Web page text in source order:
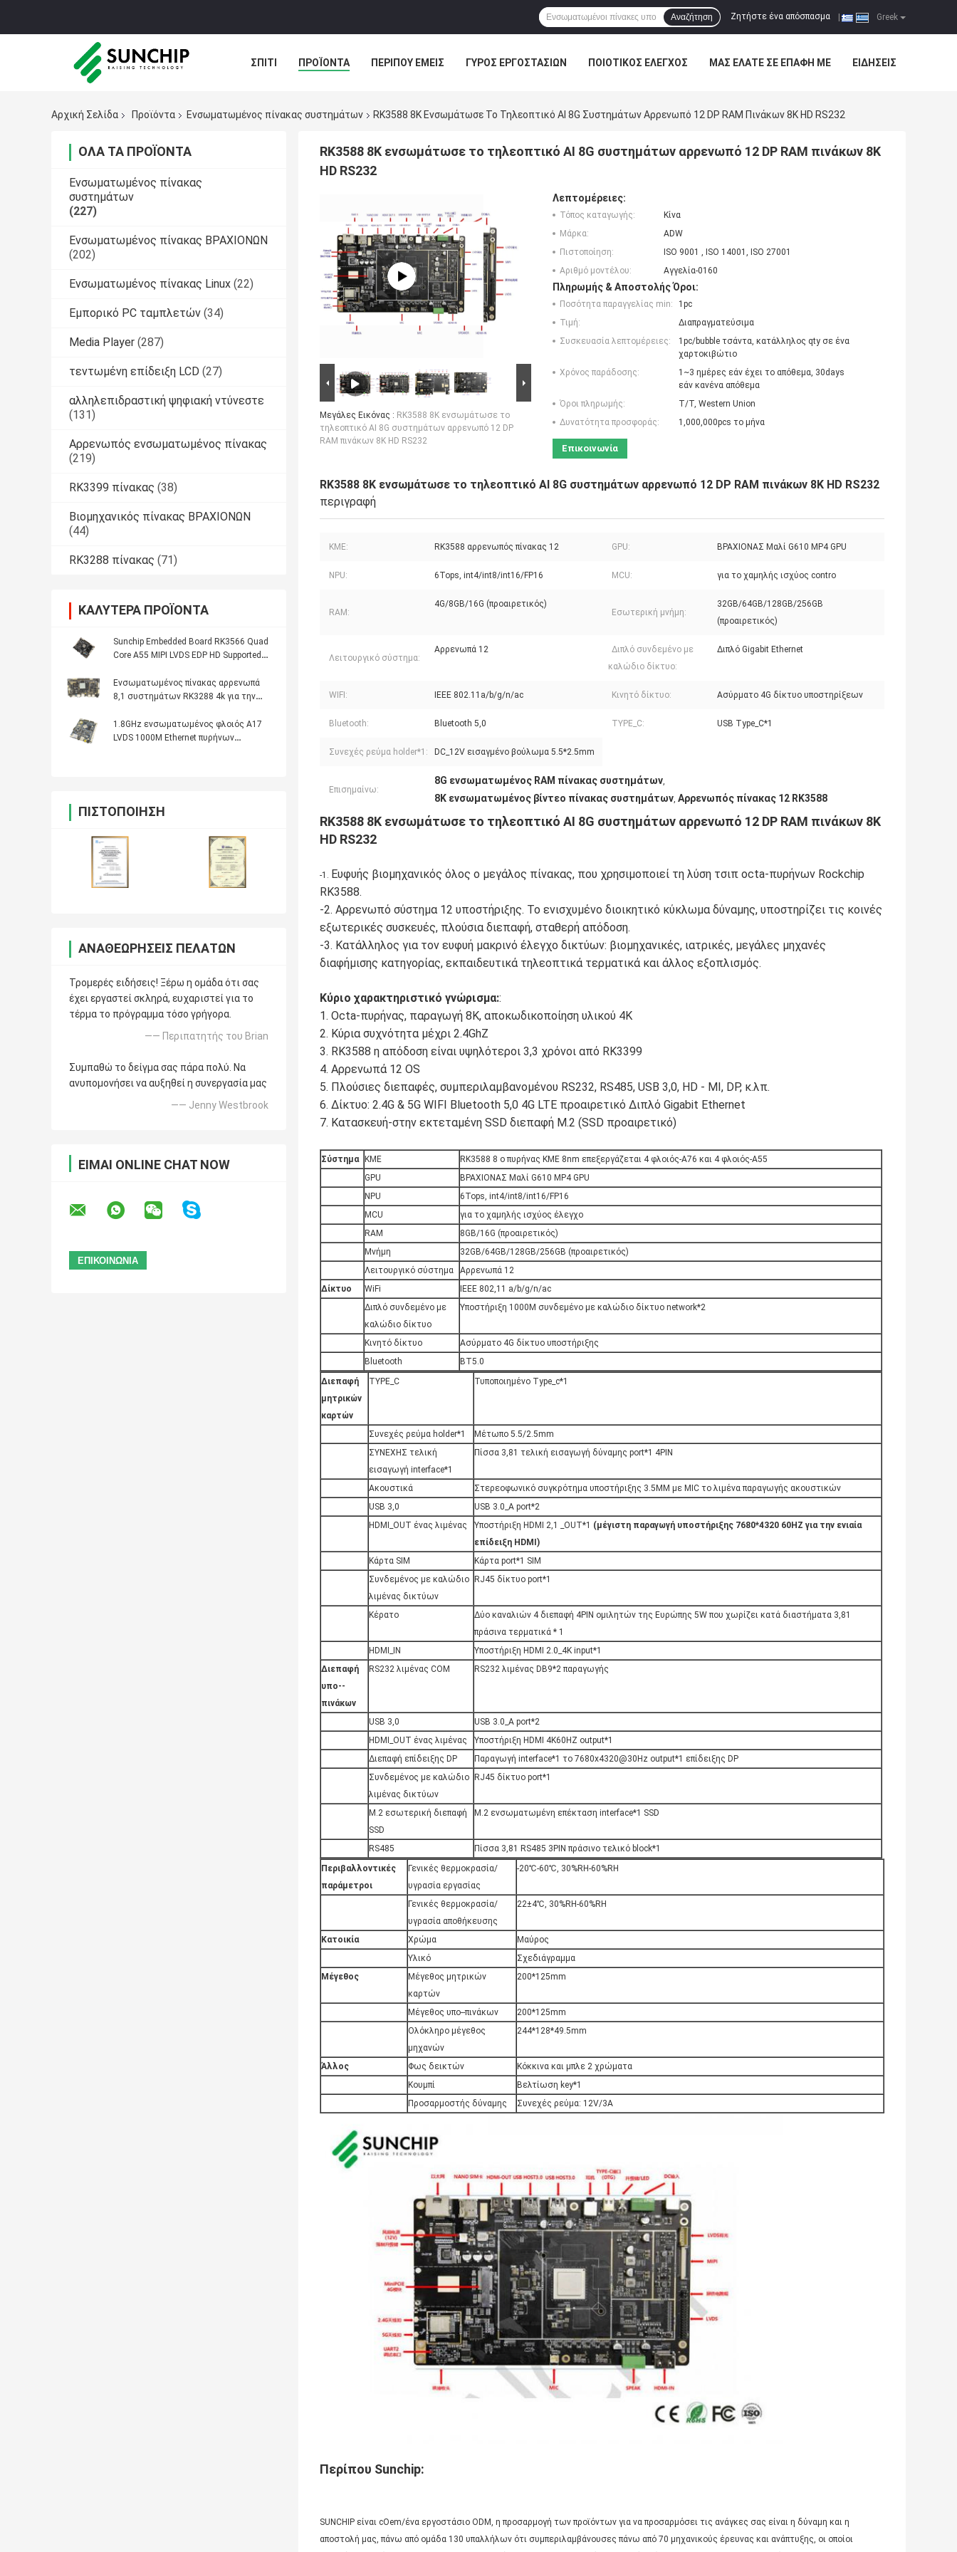
Greek
Ζητήστε ένα απόσπασμα
Αναζήτηση
ΣΠΊΤΙ ΠΡΟΪΌΝΤΑ ΠΕΡΊΠΟΥ ΕΜΕΊΣ ΓΎΡΟΣ ΕΡΓΟΣΤΑΣΊΩΝ ΠΟΙΟΤΙΚΌΣ ΈΛΕΓΧΟΣ ΜΑΣ ΕΛΆΤΕ ΣΕ ΕΠΑΦΉ ΜΕ ΕΙΔΉΣΕΙΣ
Αρχική Σελίδα
Προϊόντα Ενσωματωμένος πίνακας συστημάτων RK3588 8K Ενσωμάτωσε Το Τηλεοπτικό AI 8G Συστημάτων Αρρενωπό 12 DP RAM Πινάκων 8K HD RS232
ΌΛΑ ΤΑ ΠΡΟΪΌΝΤΑ
Ενσωματωμένος πίνακας
συστημάτων
(227)
Ενσωματωμένος πίνακας ΒΡΑΧΙΟΝΩΝ
(202)
Ενσωματωμένος πίνακας Linux (22)
Εμπορικό PC ταμπλετών (34)
Media Player (287)
τεντωμένη επίδειξη LCD (27)
αλληλεπιδραστική ψηφιακή ντύνεστε
(131)
Αρρενωπός ενσωματωμένος πίνακας
(219)
RK3399 πίνακας (38)
Βιομηχανικός πίνακας ΒΡΑΧΙΟΝΩΝ
(44)
RK3288 πίνακας (71)
ΚΑΛΎΤΕΡΑ ΠΡΟΪΌΝΤΑ
Sunchip Embedded Board RK3566 Quad
Core A55 MIPI LVDS EDP HD Supported
Ενσωματωμένος πίνακας αρρενωπά
8,1 συστημάτων RK3288 4k για την
1.8GHz ενσωματωμένος φλοιός A17
LVDS 1000M Ethernet πυρήνων
ΠΙΣΤΟΠΟΊΗΣΗ
ΑΝΑΘΕΩΡΉΣΕΙΣ ΠΕΛΑΤΏΝ
Τρομερές ειδήσεις! Ξέρω η ομάδα ότι σας
έχει εργαστεί σκληρά, ευχαριστεί για το
τέρμα το πρόγραμμα τόσο γρήγορα.
—— Περιπατητής του Brian
Συμπαθώ το δείγμα σας πάρα πολύ. Να
ανυπομονήσει να αυξηθεί η συνεργασία μας
—— Jenny Westbrook
ΕΊΜΑΙ ONLINE CHAT NOW
RK3588 8K ενσωμάτωσε το τηλεοπτικό AI 8G συστημάτων αρρενωπό 12 DP RAM πινάκων 8K
HD RS232
Μεγάλες Εικόνας : RK3588 8K ενσωμάτωσε το
τηλεοπτικό AI 8G συστημάτων αρρενωπό 12 DP
RAM πινάκων 8K HD RS232
Λεπτομέρειες:
Τόπος καταγωγής:
Κίνα
Μάρκα:
ADW
Πιστοποίηση:
ISO 9001 , ISO 14001, ISO 27001
Αριθμό μοντέλου:
Αγγελία-0160
Πληρωμής & Αποστολής Όροι:
Ποσότητα παραγγελίας min:
1pc
Τιμή:
Διαπραγματεύσιμα
Συσκευασία λεπτομέρειες:
1pc/bubble τσάντα, κατάλληλος qty σε ένα
χαρτοκιβώτιο
Χρόνος παράδοσης:
1~3 ημέρες εάν έχει το απόθεμα, 30days
εάν κανένα απόθεμα
Όροι πληρωμής:
T/T, Western Union
Δυνατότητα προσφοράς:
1,000,000pcs το μήνα
Επικοινωνία
RK3588 8K ενσωμάτωσε το τηλεοπτικό AI 8G συστημάτων αρρενωπό 12 DP RAM πινάκων 8K HD RS232
περιγραφή
ΚΜΕ: RK3588 αρρενωπός πίνακας 12 GPU: ΒΡΑΧΙΟΝΑΣ Μαλί G610 MP4 GPU
NPU: 6Tops, int4/int8/int16/FP16 MCU: για το χαμηλής ισχύος contro
RAM:
4G/8GB/16G (προαιρετικός)
Εσωτερική μνήμη:
32GB/64GB/128GB/256GB
(προαιρετικός)
Λειτουργικό σύστημα:
Αρρενωπά 12
Διπλό συνδεμένο με
καλώδιο δίκτυο:
Διπλό Gigabit Ethernet
WIFI: IEEE 802.11a/b/g/n/ac Κινητό δίκτυο: Ασύρματο 4G δίκτυο υποστηρίξεων
Bluetooth: Bluetooth 5,0 TYPE_C: USB Type_C*1
Συνεχές ρεύμα holder*1: DC_12V εισαγμένο βούλωμα 5.5*2.5mm
Επισημαίνω:
8G ενσωματωμένος RAM πίνακας συστημάτων,
8K ενσωματωμένος βίντεο πίνακας συστημάτων, Αρρενωπός πίνακας 12 RK3588
RK3588 8K ενσωμάτωσε το τηλεοπτικό AI 8G συστημάτων αρρενωπό 12 DP RAM πινάκων 8K
HD RS232
-1. Ευφυής βιομηχανικός όλος ο μεγάλος πίνακας, που χρησιμοποιεί τη λύση τσιπ octa-πυρήνων Rockchip
RK3588.
-2. Αρρενωπό σύστημα 12 υποστήριξης. Το ενισχυμένο διοικητικό κύκλωμα δύναμης, υποστηρίζει τις κοινές
εξωτερικές συσκευές, πλούσια διεπαφή, σταθερή απόδοση.
-3. Κατάλληλος για τον ευφυή μακρινό έλεγχο δικτύων: βιομηχανικές, ιατρικές, μεγάλες μηχανές
διαφήμισης κατηγορίας, εκπαιδευτικά τηλεοπτικά τερματικά και άλλος εξοπλισμός.
Κύριο χαρακτηριστικό γνώρισμα::
1. Octa-πυρήνας, παραγωγή 8K, αποκωδικοποίηση υλικού 4K
2. Κύρια συχνότητα μέχρι 2.4GhZ
3. RK3588 η απόδοση είναι υψηλότεροι 3,3 χρόνοι από RK3399
4. Αρρενωπά 12 OS
5. Πλούσιες διεπαφές, συμπεριλαμβανομένου RS232, RS485, USB 3,0, HD - MI, DP, κ.λπ.
6. Δίκτυο: 2.4G & 5G WIFI Bluetooth 5,0 4G LTE προαιρετικό Διπλό Gigabit Ethernet
7. Κατασκευή-στην εκτεταμένη SSD διεπαφή M.2 (SSD προαιρετικό)
Σύστημα ΚΜΕ
RK3588 8 ο πυρήνας ΚΜΕ 8nm επεξεργάζεται 4 φλοιός-A76 και 4 φλοιός-A55
GPU
ΒΡΑΧΙΟΝΑΣ Μαλί G610 MP4 GPU
NPU
6Tops, int4/int8/int16/FP16
MCU
για το χαμηλής ισχύος έλεγχο
RAM
8GB/16G (προαιρετικός)
Μνήμη
32GB/64GB/128GB/256GB (προαιρετικός)
Λειτουργικό σύστημα
Αρρενωπά 12
Δίκτυο
WiFi
IEEE 802,11 a/b/g/n/ac
Διπλό συνδεμένο με
καλώδιο δίκτυο
Υποστήριξη 1000M συνδεμένο με καλώδιο δίκτυο network*2
Κινητό δίκτυο
Ασύρματο 4G δίκτυο υποστήριξης
Bluetooth
BT5.0
Διεπαφή
μητρικών
καρτών
TYPE_C Τυποποιημένο Type_c*1
Συνεχές ρεύμα holder*1
Μέτωπο 5.5/2.5mm
ΣΥΝΕΧΗΣ τελική
εισαγωγή interface*1
Πίσσα 3,81 τελική εισαγωγή δύναμης port*1 4PIN
Ακουστικά
Στερεοφωνικό συγκρότημα υποστήριξης 3.5MM με MIC το λιμένα παραγωγής ακουστικών
USB 3,0
USB 3.0_A port*2
HDMI_OUT ένας λιμένας
Υποστήριξη HDMI 2,1 _OUT*1 (μέγιστη παραγωγή υποστήριξης 7680*4320 60HZ για την ενιαία
επίδειξη HDMI)
Κάρτα SIM
Κάρτα port*1 SIM
Συνδεμένος με καλώδιο
λιμένας δικτύων
RJ45 δίκτυο port*1
Κέρατο
Δύο καναλιών 4 διεπαφή 4PIN ομιλητών της Ευρώπης 5W που χωρίζει κατά διαστήματα 3,81
πράσινα τερματικά * 1
HDMI_IN
Υποστήριξη HDMI 2.0_4K input*1
Διεπαφή
υπο--
πινάκων
RS232 λιμένας COM RS232 λιμένας DB9*2 παραγωγής
USB 3,0
USB 3.0_A port*2
HDMI_OUT ένας λιμένας
Υποστήριξη HDMI 4K60HZ output*1
Διεπαφή επίδειξης DP
Παραγωγή interface*1 το 7680x4320@30Hz output*1 επίδειξης DP
Συνδεμένος με καλώδιο
λιμένας δικτύων
RJ45 δίκτυο port*1
M.2 εσωτερική διεπαφή
SSD
M.2 ενσωματωμένη επέκταση interface*1 SSD
RS485
Πίσσα 3,81 RS485 3PIN πράσινο τελικό block*1
Περιβαλλοντικές
παράμετροι
Γενικές θερμοκρασία/
υγρασία εργασίας
-20℃-60℃, 30%RH-60%RH
Γενικές θερμοκρασία/
υγρασία αποθήκευσης
22±4℃, 30%RH-60%RH
Κατοικία Χρώμα
Μαύρος
Υλικό
Σχεδιάγραμμα
Μέγεθος
Μέγεθος μητρικών
καρτών
200*125mm
Μέγεθος υπο--πινάκων
200*125mm
Ολόκληρο μέγεθος
μηχανών
244*128*49.5mm
Άλλος Φως δεικτών
Κόκκινα και μπλε 2 χρώματα
Κουμπί
Βελτίωση key*1
Προσαρμοστής δύναμης
Συνεχές ρεύμα: 12V/3A
Περίπου Sunchip:
SUNCHIP είναι cOem/ένα εργοστάσιο ODM, η προσαρμογή των προϊόντων για να προσαρμόσει τις ανάγκες σας είναι η δύναμη και η
αποστολή μας, πάνω από ομάδα 130 υπαλλήλων ότι συμπεριλαμβάνουσες πάνω από 70 μηχανικούς έρευνας και ανάπτυξης, οι οποίοι